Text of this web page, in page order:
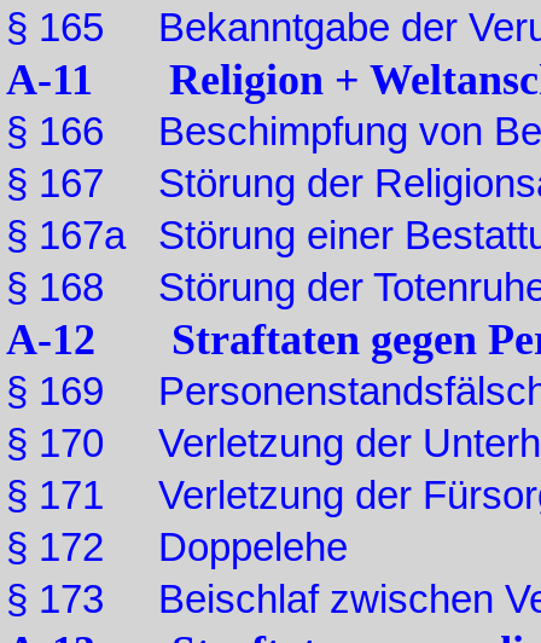
§ 165 Bekanntgabe der
A-11 Religion +
§ 166 Beschimpfung von
§ 167 Störung der
§ 167a Störung einer
§ 168 Störung der
A-12 Straftaten gegen
§ 169
§ 170 Verletzung der
§ 171 Verletzung der
§ 172 Doppelehe
§ 173 Beischlaf zwischen